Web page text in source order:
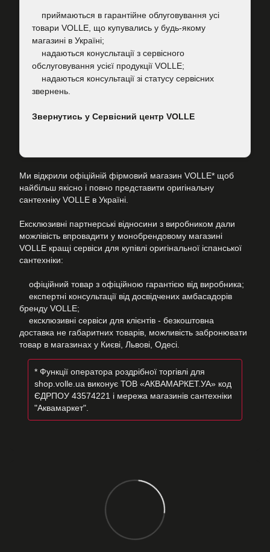
приймаються в гарантійне облуговування усі
товари VOLLE, що купувались у будь-якому
магазині в Україні;
надаються конусльтації з сервісного
обслуговування усієї продукції VOLLE;
надаються консультації зі статусу сервісних
звернень.
Звернутись у Сервісний центр VOLLE
Ми відкрили офіційній фірмовий магазин VOLLE* щоб
найбільш якісно і повно представити оригінальну
сантехніку VOLLE в Україні.
Ексклюзивні партнерські відносини з виробником дали
можлівість впровадити у монобрендовому магазині
VOLLE кращі сервіси для купівлі оригінальної іспанської
сантехніки:
офіційний товар з офіційною гарантією від виробника;
експертні консультації від досвідчених амбасадорів
бренду VOLLE;
ексклюзивні сервіси для клієнтів - безкоштовна
доставка не габаритних товарів, можливість забронювати
товар в магазинах у Києві, Львові, Одесі.
* Функції оператора роздрібної торгівлі для
shop.volle.ua виконує ТОВ «АКВАМАРКЕТ.УА» код
ЄДРПОУ 43574221 і мережа магазинів сантехніки
"Аквамаркет".